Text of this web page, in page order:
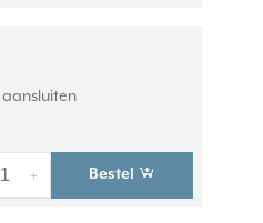
+ Bestel